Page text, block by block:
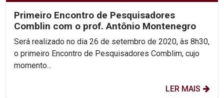
Primeiro Encontro de Pesquisadores
Comblin com o prof. Antônio Montenegro
Será realizado no dia 26 de setembro de 2020, às 8h30,
o primeiro Encontro de Pesquisadores Comblim, cujo
momento...
LER MAIS